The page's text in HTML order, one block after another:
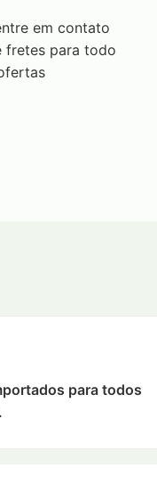
em contato
fretes para todo
para todos